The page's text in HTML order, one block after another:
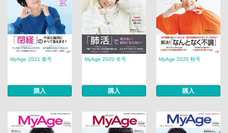
MyAge 2021 春号
購入
MyAge 2020 冬号
購入
MyAge 2020 秋号
購入